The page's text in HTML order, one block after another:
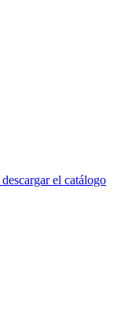
descargar el catálogo